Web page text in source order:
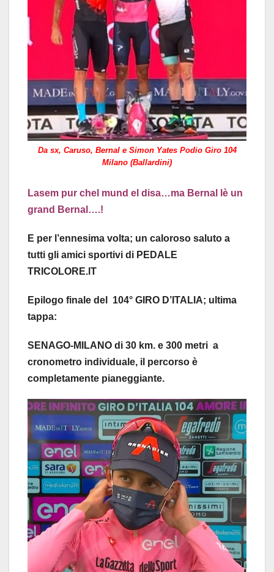
Da sx, Caruso, Bernal e Simon Yates Podio Giro 104
Milano (Ballardini)
Lasem pur chel mund el disa…ma Bernal lè un
grand Bernal….!
E per l’ennesima volta; un caloroso saluto a
tutti gli amici sportivi di PEDALE
TRICOLORE.lT
Epilogo finale del 104° GIRO D’ITALIA; ultima
tappa:
SENAGO-MILANO di 30 km. e 300 metri a
cronometro individuale, il percorso è
completamente pianeggiante.